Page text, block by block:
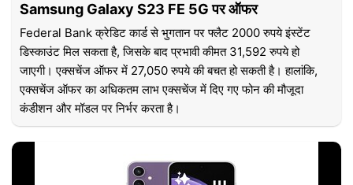
Samsung Galaxy S23 FE 5G पर ऑफर
Federal Bank क्रेडिट कार्ड से भुगतान पर फ्लैट 2000 रुपये इंस्टेंट
डिस्काउंट मिल सकता है, जिसके बाद प्रभावी कीमत 31,592 रुपये हो
जाएगी। एक्सचेंज ऑफर में 27,050 रुपये की बचत हो सकती है। हालांकि,
एक्सचेंज ऑफर का अधिकतम लाभ एक्सचेंज में दिए गए फोन की मौजूदा
कंडीशन और मॉडल पर निर्भर करता है।